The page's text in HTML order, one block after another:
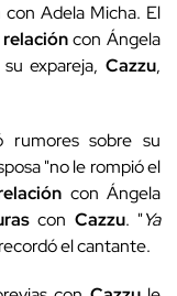
con Adela Micha. El
relacióncon Ángela
expareja, Cazzu,
rumores sobre su
"no le rompió el
con Ángela
con Cazzu. "Ya
recordó el cantante.